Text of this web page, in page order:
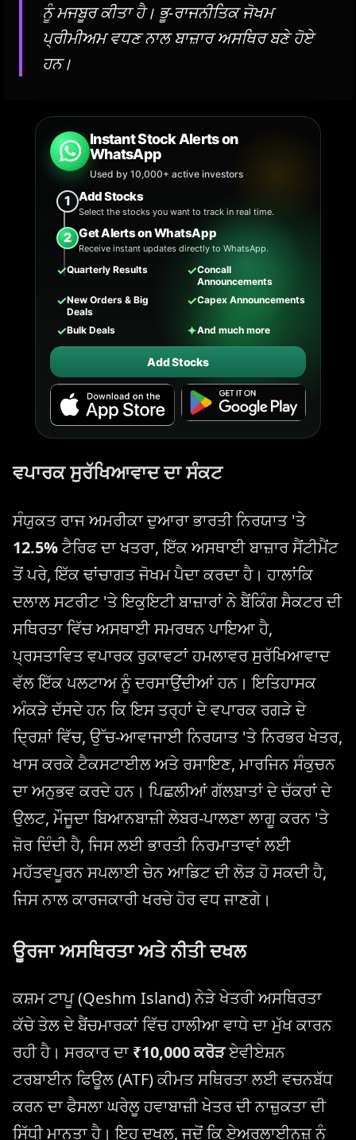
ਨੂੰ ਮਜਬੂਰ ਕੀਤਾ ਹੈ। ਭੂ-ਰਾਜਨੀਤਿਕ ਜੋਖਮ
ਪ੍ਰੀਮੀਅਮ ਵਧਣ ਨਾਲ ਬਾਜ਼ਾਰ ਅਸਥਿਰ ਬਣੇ ਹੋਏ
ਹਨ।
Instant Stock Alerts on
WhatsApp
Used by 10,000+ active investors
1 Add Stocks
Select the stocks you want to track in real time.
2 Get Alerts on WhatsApp
Receive instant updates directly to WhatsApp.
✓Quarterly Results ✓Concall
Announcements
✓New Orders & Big
Deals
✓Capex Announcements
✓Bulk Deals ✦And much more
Add Stocks
ਵਪਾਰਕ ਸੁਰੱਖਿਆਵਾਦ ਦਾ ਸੰਕਟ
ਸੰਯੁਕਤ ਰਾਜ ਅਮਰੀਕਾ ਦੁਆਰਾ ਭਾਰਤੀ ਨਿਰਯਾਤ 'ਤੇ
12.5%ਟੈਰਿਫ ਦਾ ਖਤਰਾ, ਇੱਕ ਅਸਥਾਈ ਬਾਜ਼ਾਰ ਸੈਂਟੀਮੈਂਟ
ਤੋਂ ਪਰੇ, ਇੱਕ ਢਾਂਚਾਗਤ ਜੋਖਮ ਪੈਦਾ ਕਰਦਾ ਹੈ। ਹਾਲਾਂਕਿ
ਦਲਾਲ ਸਟਰੀਟ 'ਤੇ ਇਕੁਇਟੀ ਬਾਜ਼ਾਰਾਂ ਨੇ ਬੈਂਕਿੰਗ ਸੈਕਟਰ ਦੀ
ਸਥਿਰਤਾ ਵਿੱਚ ਅਸਥਾਈ ਸਮਰਥਨ ਪਾਇਆ ਹੈ,
ਪ੍ਰਸਤਾਵਿਤ ਵਪਾਰਕ ਰੁਕਾਵਟਾਂ ਹਮਲਾਵਰ ਸੁਰੱਖਿਆਵਾਦ
ਵੱਲ ਇੱਕ ਪਲਟਾਅ ਨੂੰ ਦਰਸਾਉਂਦੀਆਂ ਹਨ। ਇਤਿਹਾਸਕ
ਅੰਕੜੇ ਦੱਸਦੇ ਹਨ ਕਿ ਇਸ ਤਰ੍ਹਾਂ ਦੇ ਵਪਾਰਕ ਰਗੜੇ ਦੇ
ਦ੍ਰਿਸ਼ਾਂ ਵਿੱਚ, ਉੱਚ-ਆਵਾਜਾਈ ਨਿਰਯਾਤ 'ਤੇ ਨਿਰਭਰ ਖੇਤਰ,
ਖਾਸ ਕਰਕੇ ਟੈਕਸਟਾਈਲ ਅਤੇ ਰਸਾਇਣ, ਮਾਰਜਿਨ ਸੰਕੁਚਨ
ਦਾ ਅਨੁਭਵ ਕਰਦੇ ਹਨ। ਪਿਛਲੀਆਂ ਗੱਲਬਾਤਾਂ ਦੇ ਚੱਕਰਾਂ ਦੇ
ਉਲਟ, ਮੌਜੂਦਾ ਬਿਆਨਬਾਜ਼ੀ ਲੇਬਰ-ਪਾਲਣਾ ਲਾਗੂ ਕਰਨ 'ਤੇ
ਜ਼ੋਰ ਦਿੰਦੀ ਹੈ, ਜਿਸ ਲਈ ਭਾਰਤੀ ਨਿਰਮਾਤਾਵਾਂ ਲਈ
ਮਹੱਤਵਪੂਰਨ ਸਪਲਾਈ ਚੇਨ ਆਡਿਟ ਦੀ ਲੋੜ ਹੋ ਸਕਦੀ ਹੈ,
ਜਿਸ ਨਾਲ ਕਾਰਜਕਾਰੀ ਖਰਚੇ ਹੋਰ ਵਧ ਜਾਣਗੇ।
ਊਰਜਾ ਅਸਥਿਰਤਾ ਅਤੇ ਨੀਤੀ ਦਖਲ
ਕਸ਼ਮ ਟਾਪੂ (Qeshm Island) ਨੇੜੇ ਖੇਤਰੀ ਅਸਥਿਰਤਾ
ਕੱਚੇ ਤੇਲ ਦੇ ਬੈਂਚਮਾਰਕਾਂ ਵਿੱਚ ਹਾਲੀਆ ਵਾਧੇ ਦਾ ਮੁੱਖ ਕਾਰਨ
ਰਹੀ ਹੈ। ਸਰਕਾਰ ਦਾ₹10,000 ਕਰੋੜਏਵੀਏਸ਼ਨ
ਟਰਬਾਈਨ ਫਿਊਲ (ATF) ਕੀਮਤ ਸਥਿਰਤਾ ਲਈ ਵਚਨਬੱਧ
ਕਰਨ ਦਾ ਫੈਸਲਾ ਘਰੇਲੂ ਹਵਾਬਾਜ਼ੀ ਖੇਤਰ ਦੀ ਨਾਜ਼ੁਕਤਾ ਦੀ
ਸਿੱਧੀ ਮਾਨਤਾ ਹੈ। ਇਹ ਦਖਲ, ਜਦੋਂ ਕਿ ਏਅਰਲਾਈਨਜ਼ ਨੂੰ